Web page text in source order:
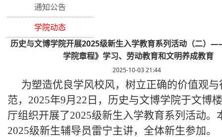
通知公告
学院动态
历史与文博学院开展2025级新生入学教育系列活动（二）
学院章程》学习、劳动教育和文明养成教育
2025-10-03 21:44
为塑造优良学风校风，树立正确的价值观与
范，2025年9月22日，历史与文博学院于文博
厅组织开展了2025级新生入学教育系列活动。
2025级新生辅导员雷宁主讲，全体新生参加。